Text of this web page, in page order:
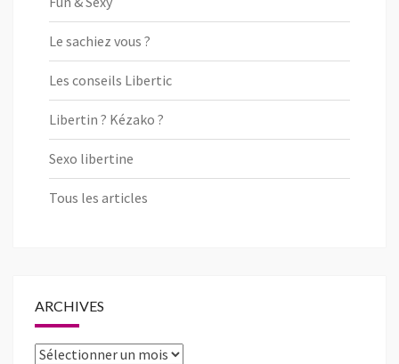
Le sachiez vous ?
Les conseils Libertic
Libertin ? Kézako ?
Sexo libertine
Tous les articles
ARCHIVES
Archives